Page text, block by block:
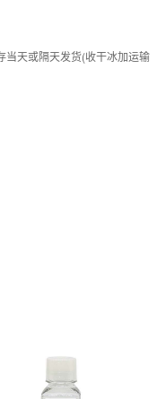
当天或隔天发货(收干冰加运输